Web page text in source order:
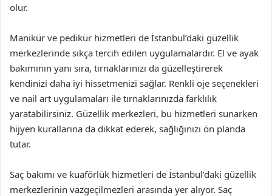
olur.
Manikür ve pedikür hizmetleri de İstanbul’daki güzellik
merkezlerinde sıkça tercih edilen uygulamalardır. El ve ayak
bakımının yanı sıra, tırnaklarınızı da güzelleştirerek
kendinizi daha iyi hissetmenizi sağlar. Renkli oje seçenekleri
ve nail art uygulamaları ile tırnaklarınızda farklılık
yaratabilirsiniz. Güzellik merkezleri, bu hizmetleri sunarken
hijyen kurallarına da dikkat ederek, sağlığınızı ön planda
tutar.
Saç bakımı ve kuaförlük hizmetleri de İstanbul’daki güzellik
merkezlerinin vazgeçilmezleri arasında yer alıyor. Saç